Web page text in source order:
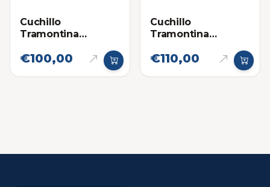
Cuchillo
Tramontina
de 5 Pulgadas
€100,00
Cuchillo
Tramontina
de 7 Pulgadas
€110,00